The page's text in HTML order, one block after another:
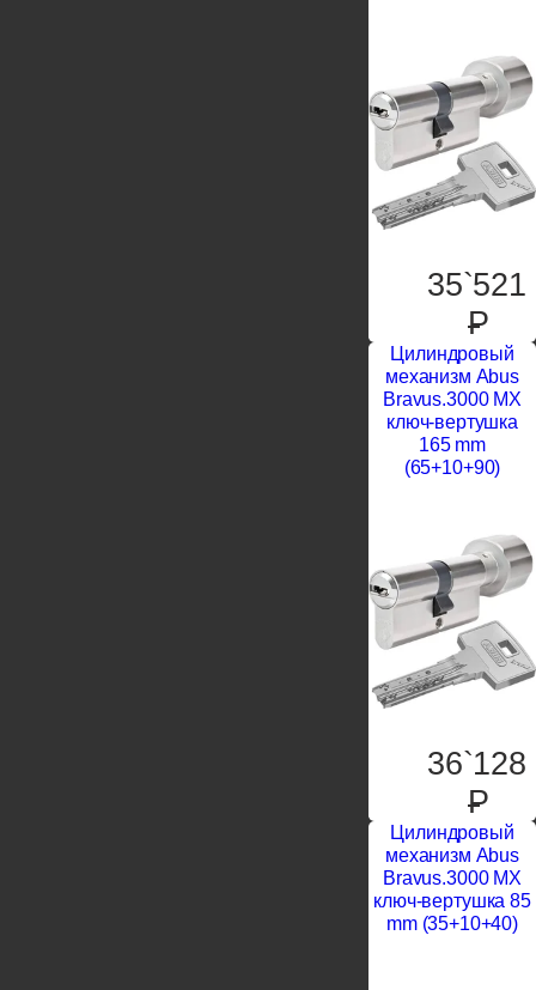
35`521
P
Цилиндровый
механизм Abus
Bravus.3000 MX
ключ-вертушка
165 mm
(65+10+90)
36`128
P
Цилиндровый
механизм Abus
Bravus.3000 MX
ключ-вертушка 85
mm (35+10+40)